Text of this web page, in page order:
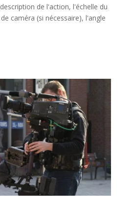
de l'action, l'échelle du
caméra (si nécessaire), l'angle